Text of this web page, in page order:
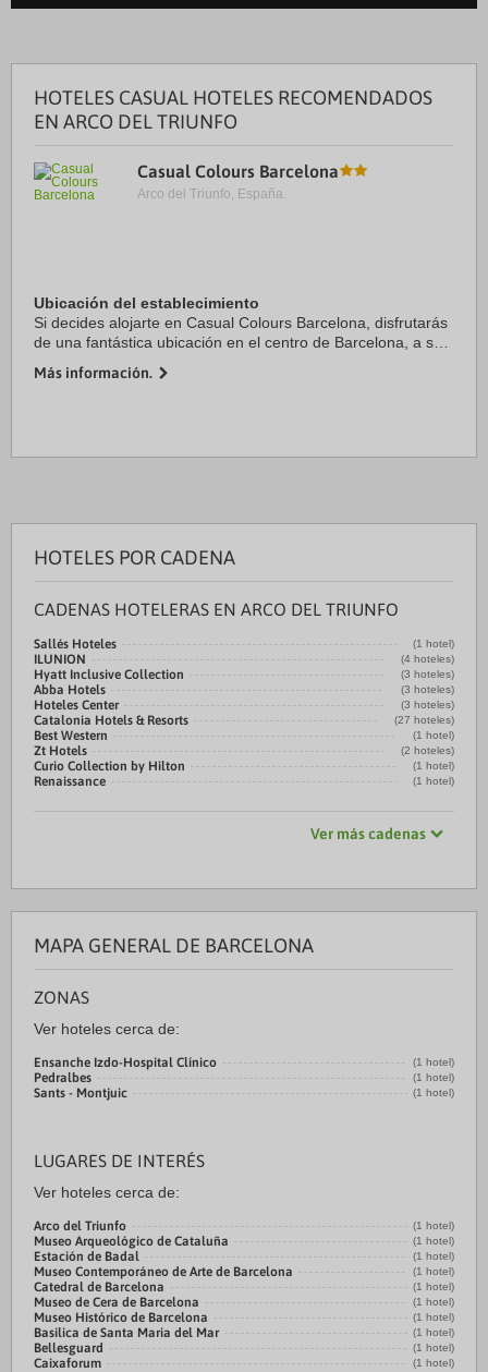
HOTELES CASUAL HOTELES RECOMENDADOS
EN ARCO DEL TRIUNFO
Casual Colours Barcelona
Arco del Triunfo, España.
Ubicación del establecimiento
Si decides alojarte en Casual Colours Barcelona, disfrutarás
de una fantástica ubicación en el centro de Barcelona, a solo
Además, este hotel se ...
Más información.
HOTELES POR CADENA
CADENAS HOTELERAS EN ARCO DEL TRIUNFO
Sallés Hoteles (1 hotel)
ILUNION (4 hoteles)
Hyatt Inclusive Collection (3 hoteles)
Abba Hotels (3 hoteles)
Hoteles Center (3 hoteles)
Catalonia Hotels & Resorts (27 hoteles)
Best Western (1 hotel)
Zt Hotels (2 hoteles)
Curio Collection by Hilton (1 hotel)
Renaissance (1 hotel)
Ver más cadenas
MAPA GENERAL DE BARCELONA
ZONAS
Ver hoteles cerca de:
Ensanche Izdo-Hospital Clínico (1 hotel)
Pedralbes (1 hotel)
Sants - Montjuic (1 hotel)
LUGARES DE INTERÉS
Ver hoteles cerca de:
Arco del Triunfo (1 hotel)
Museo Arqueológico de Cataluña (1 hotel)
Estación de Badal (1 hotel)
Museo Contemporáneo de Arte de Barcelona (1 hotel)
Catedral de Barcelona (1 hotel)
Museo de Cera de Barcelona (1 hotel)
Museo Histórico de Barcelona (1 hotel)
Basilica de Santa Maria del Mar (1 hotel)
Bellesguard (1 hotel)
Caixaforum (1 hotel)